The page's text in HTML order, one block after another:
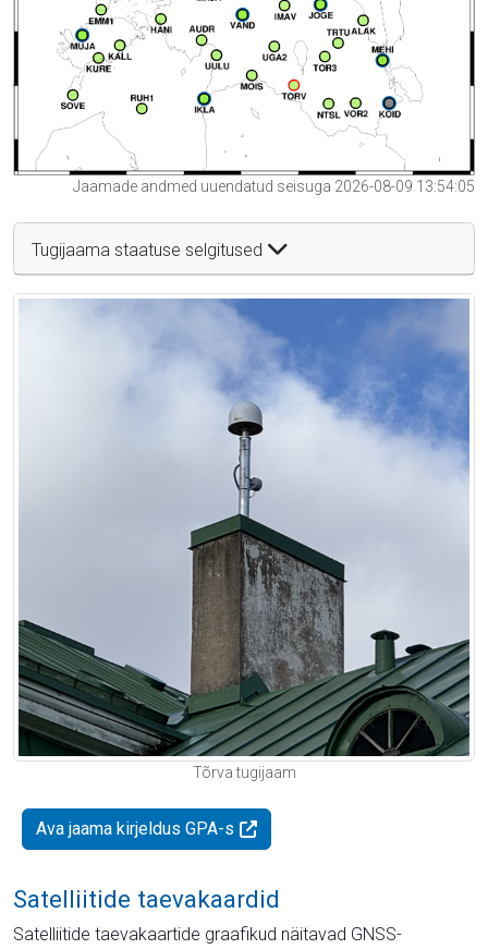
Jaamade andmed uuendatud seisuga 2026-08-09 13:54:05
Tugijaama staatuse selgitused
Tõrva tugijaam
Ava jaama kirjeldus GPA-s
Satelliitide taevakaardid
Satelliitide taevakaartide graafikud näitavad GNSS-